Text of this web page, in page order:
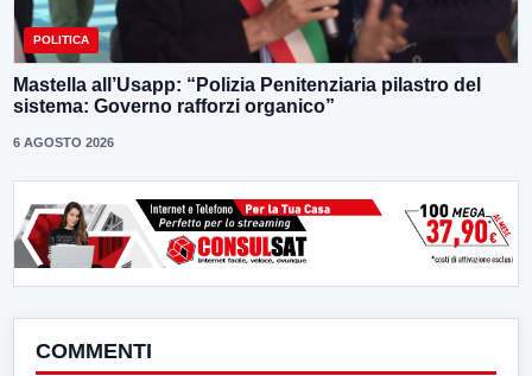
POLITICA
Mastella all’Usapp: “Polizia Penitenziaria pilastro del
sistema: Governo rafforzi organico”
6 AGOSTO 2026
COMMENTI